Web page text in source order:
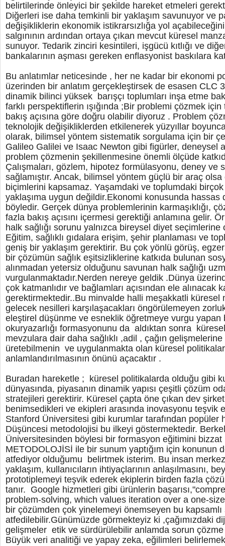
belirtilerinde önleyici bir şekilde hareket etmeleri
Diğerleri ise daha temkinli bir yaklaşım savunuyor ve
değişikliklerin ekonomik istikrarsızlığa yol
salgınının ardından ortaya çıkan mevcut küresel
sunuyor. Tedarik zinciri kesintileri, işgücü kıtlığı ve
bankalarının aşması gereken enflasyonist baskılara
Bu anlatımlar neticesinde , her ne kadar bir ekonomi
üzerinden bir anlatım gerçekleştirsek de esasen CLC
dinamik bilinci yüksek barışçı toplumları inşa etme
farklı perspektiflerin ışığında ;Bir problemi çözmek
bakış açısına göre doğru olabilir diyoruz . Problem
teknolojik değişikliklerden etkilenerek yüzyıllar
olarak, bilimsel yöntem sistematik sorgulama için bir
Galileo Galilei ve Isaac Newton gibi figürler, deneysel
problem çözmenin şekillenmesine önemli ölçüde
Çalışmaları, gözlem, hipotez formülasyonu, deney ve
sağlamıştır. Ancak, bilimsel yöntem güçlü bir araç
biçimlerini kapsamaz. Yaşamdaki ve toplumdaki
yaklaşıma uygun değildir.Ekonomi konusunda hassas
böyledir. Gerçek dünya problemlerinin karmaşıklığı,
fazla bakış açısını içermesi gerektiği anlamına gelir.
halk sağlığı sorunu yalnızca bireysel diyet
Eğitim, sağlıklı gıdalara erişim, şehir planlaması ve
geniş bir yaklaşım gerektirir. Bu çok yönlü görüş,
bir çözümün sağlık eşitsizliklerine katkıda bulunan
alınmadan yetersiz olduğunu savunan halk sağlığı
vurgulanmaktadır.Nerden nereye geldik .Dünya
çok katmanlıdır ve bağlamları açısından ele alınacak
gerektirmektedir..Bu minvalde halli meşakkatli küresel
gelecek nesilleri karşılaşacakları öngörülemeyen
eleştirel düşünme ve esneklik öğretmeye vurgu yapan
okuryazarlığı formasyonunu da aldıktan sonra
mevzulara dair daha sağlıklı ,adil , çağın
üretebilmenin ve uygulanmakta olan küresel
anlamlandırılmasının önünü açacaktır .
Buradan hareketle ; küresel politikalarda olduğu gibi
dünyasında, piyasanın dinamik yapısı çeşitli çözüm
stratejileri gerektirir. Küresel çapta öne çıkan dev
benimsedikleri ve ekipleri arasında inovasyonu teşvik
Stanford Üniversitesi gibi kurumlar tarafından popüler
Düşüncesi metodolojisi bu ilkeyi göstermektedir.
Üniversitesinden böylesi bir formasyon eğitimini
METODOLOJİSİ ile bir sunum yaptığım için konunun
atfediyor olduğumu belirtmek isterim. Bu insan
yaklaşım, kullanıcıların ihtiyaçlarının anlaşılmasını,
prototiplemeyi teşvik ederek ekiplerin birden fazla
tanır. Google hizmetleri gibi ürünlerin
problem-solving, which values iteration over a one-
bir çözümden çok yinelemeyi önemseyen bu kapsamlı
atfedilebilir.Günümüzde görmekteyiz ki ,çağımızdaki
gelişmeler etik ve sürdürülebilir anlamda sorun çözme
Büyük veri analitiği ve yapay zeka, eğilimleri